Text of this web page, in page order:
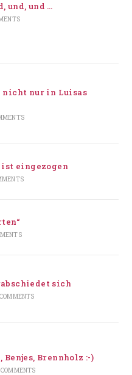
und, und …
nicht nur in Luisas
ist eingezogen
sich
Benjes, Brennholz :-)